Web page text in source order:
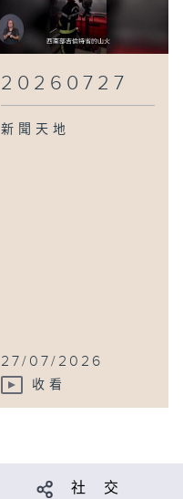
20260727
新聞天地
27/07/2026
收看
社 交